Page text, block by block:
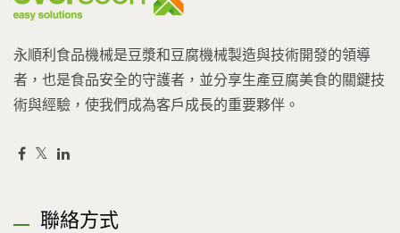
永順利食品機械是豆漿和豆腐機械製造與技術開發的領導
者，也是食品安全的守護者，並分享生產豆腐美食的關鍵技
術與經驗，使我們成為客戶成長的重要夥伴。
聯絡方式